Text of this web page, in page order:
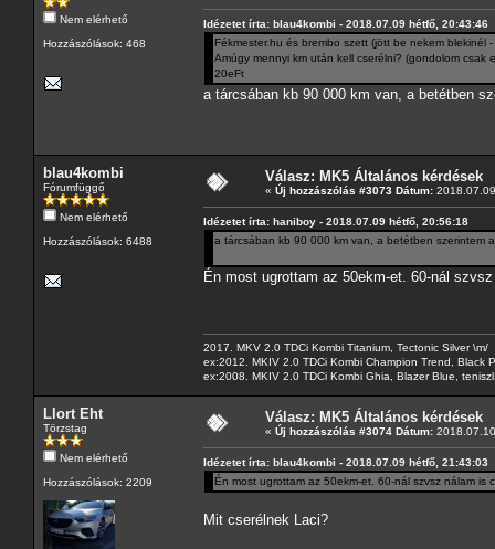
Nem elérhető
Hozzászólások: 468
Idézetet írta: blau4kombi - 2018.07.09 hétfő, 20:43:46
Fékmester.hu és brembo szett (jött be nekem blekinél
Amúgy mennyi km után kell cserélni? (gondolom csak
20eFt
a tárcsában kb 90 000 km van, a betétben
blau4kombi
Fórumfüggő
Nem elérhető
Hozzászólások: 6488
Válasz: MK5 Általános kérdések
« Új hozzászólás #3073 Dátum:
Idézetet írta: haniboy - 2018.07.09 hétfő, 20:56:18
a tárcsában kb 90 000 km van, a betétben szerintem
Én most ugrottam az 50ekm-et. 60-nál
2017. MKV 2.0 TDCi Kombi Titanium, Tectonic Silver \m/
ex:2012. MKIV 2.0 TDCi Kombi Champion Trend, Black
ex:2008. MKIV 2.0 TDCi Kombi Ghia, Blazer Blue,
Llort Eht
Törzstag
Nem elérhető
Hozzászólások: 2209
Válasz: MK5 Általános kérdések
« Új hozzászólás #3074 Dátum:
Idézetet írta: blau4kombi - 2018.07.09 hétfő, 21:43:03
Én most ugrottam az 50ekm-et. 60-nál szvsz nálam is
Mit cserélnek Laci?